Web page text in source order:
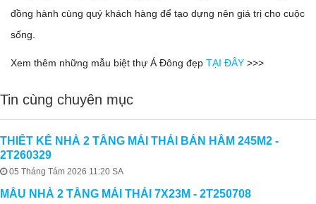
đồng hành cùng quý khách hàng để tạo dựng nên giá trị cho cuộc
sống.
Xem thêm những mẫu biệt thự Á Đông đẹp TẠI ĐÂY >>>
Tin cùng chuyên mục
THIẾT KẾ NHÀ 2 TẦNG MÁI THÁI BÁN HẦM 245M2 -
2T260329
05 Tháng Tám 2026 11:20 SA
MẪU NHÀ 2 TẦNG MÁI THÁI 7X23M - 2T250708